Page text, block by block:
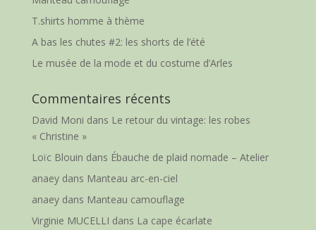
T.shirts homme à thème
A bas les chutes #2: les shorts de l’été
Le musée de la mode et du costume d’Arles
Commentaires récents
David Moni dans Le retour du vintage: les robes
« Christine »
Loïc Blouin dans Ébauche de plaid nomade – Atelier
anaeydans Manteau arc-en-ciel
anaeydans Manteau camouflage
Virginie MUCELLI dans La cape écarlate